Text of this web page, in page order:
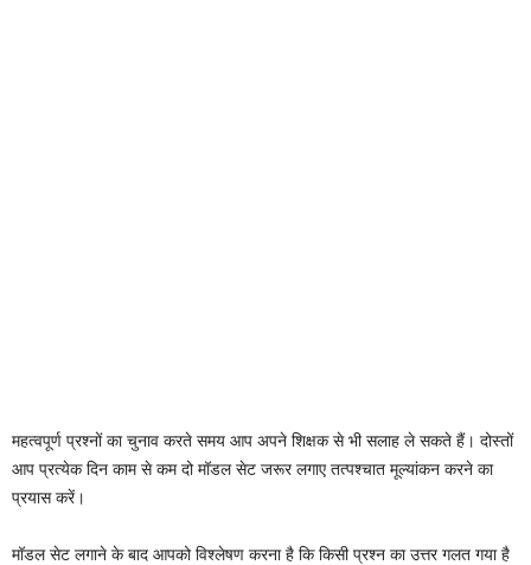
महत्वपूर्ण प्रश्नों का चुनाव करते समय आप अपने शिक्षक से भी सलाह ले सकते हैं। दोस्तों
आप प्रत्येक दिन काम से कम दो मॉडल सेट जरूर लगाए तत्पश्चात मूल्यांकन करने का
प्रयास करें।
मॉडल सेट लगाने के बाद आपको विश्लेषण करना है कि किसी प्रश्न का उत्तर गलत गया है